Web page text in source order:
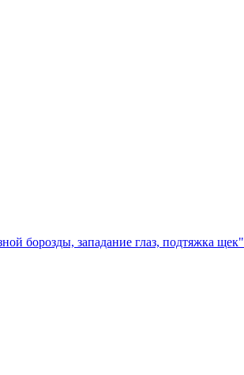
борозды, западание глаз, подтяжка щек"